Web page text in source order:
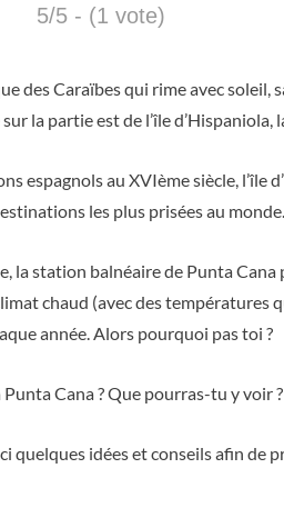
5/5 - (1 vote)
des Caraïbes qui rime avec soleil,
la partie est de l’île
espagnols au XVIème siècle,
les plus prisées au monde.
la station balnéaire de Punta
chaud (avec des températures
année. Alors pourquoi pas toi ?
Cana ? Que pourras-tu y voir ?
quelques idées et conseils afin de